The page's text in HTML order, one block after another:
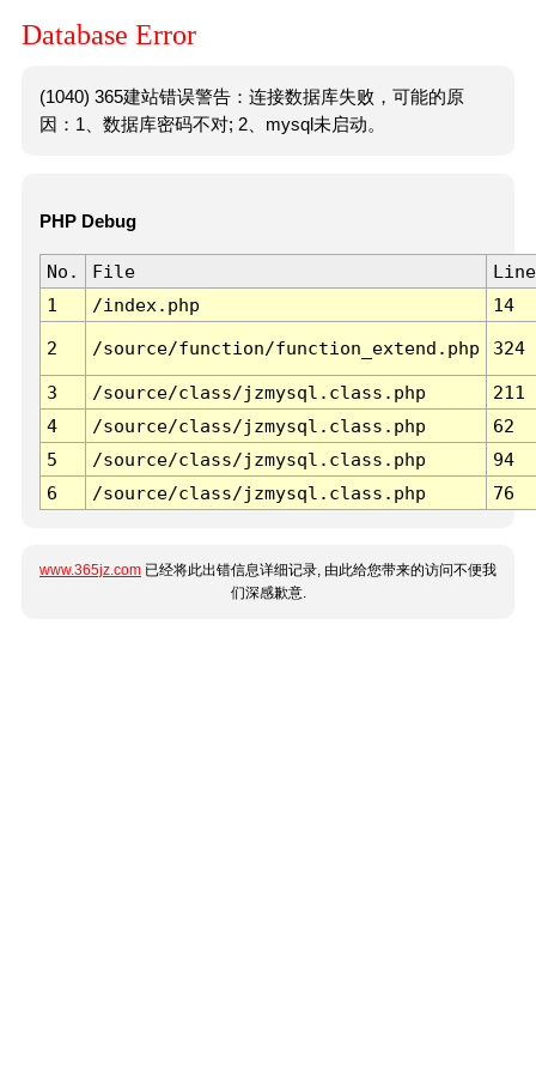
Database Error
(1040) 365建站错误警告：连接数据库失败，可能的原
因：1、数据库密码不对; 2、mysql未启动。
PHP Debug
No. File
Line
1
/index.php 14
2 /source/function/function_extend.php 324
3 /source/class/jzmysql.class.php
211
4
/source/class/jzmysql.class.php
62
5
/source/class/jzmysql.class.php
94
6
/source/class/jzmysql.class.php 76
www.365jz.com 已经将此出错信息详细记录, 由此给您带来的访问不便我
们深感歉意.